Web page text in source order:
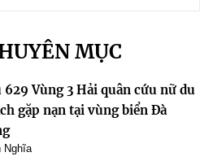
MỤC
629 Vùng 3 Hải quân cứu nữ du
gặp nạn tại vùng biển Đà
Nghĩa